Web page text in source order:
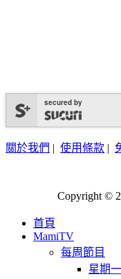
secured by
關於我們 | 使用條款 |
Copyright ©
首頁
MamiTV
每周節目
星期一